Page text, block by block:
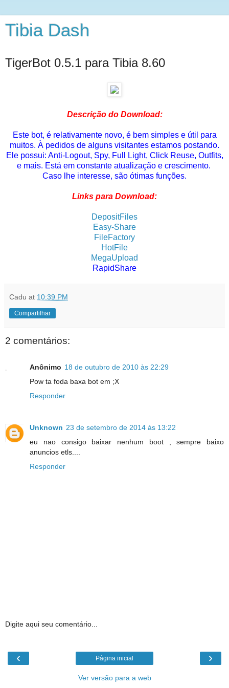
Tibia Dash
TigerBot 0.5.1 para Tibia 8.60
Descrição do Download:
Este bot, é relativamente novo, é bem simples e útil para
muitos. À pedidos de alguns visitantes estamos postando.
Ele possui: Anti-Logout, Spy, Full Light, Click Reuse, Outfits,
e mais. Está em constante atualização e crescimento.
Caso lhe interesse, são ótimas funções.
Links para Download:
DepositFiles
Easy-Share
FileFactory
HotFile
MegaUpload
RapidShare
Cadu at 10:39 PM
Compartilhar
2 comentários:
Anônimo 18 de outubro de 2010 às 22:29
Pow ta foda baxa bot em ;X
Responder
Unknown 23 de setembro de 2014 às 13:22
eu nao consigo baixar nenhum boot , sempre baixo
anuncios etls....
Responder
Digite aqui seu comentário...
‹ ›
Página inicial
Ver versão para a web